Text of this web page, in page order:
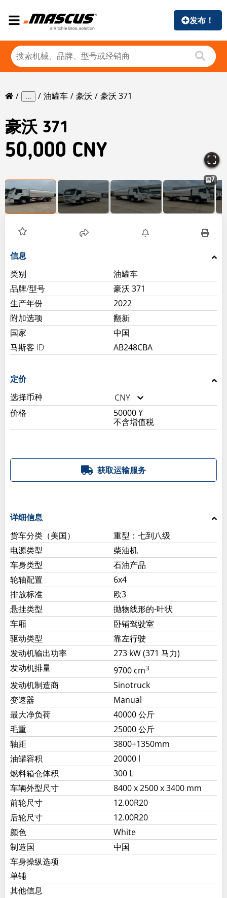
发布！
... 油罐车 豪沃 豪沃 371
豪沃 371
50,000 CNY
7
信息
类别
油罐车
品牌/型号
豪沃 371
生产年份
2022
附加选项
翻新
国家
中国
马斯客 ID
AB248CBA
定价
选择币种
CNY
价格
50000 ¥
不含增值税
获取运输服务
详细信息
货车分类（美国）
重型：七到八级
电源类型
柴油机
车身类型
石油产品
轮轴配置
6x4
排放标准
欧3
悬挂类型
抛物线形的-叶状
车厢
卧铺驾驶室
驱动类型
靠左行驶
发动机输出功率
273 kW (371 马力)
发动机排量
9700 cm3
发动机制造商
Sinotruck
变速器
Manual
最大净负荷
40000 公斤
毛重
25000 公斤
轴距
3800+1350mm
油罐容积
20000 l
燃料箱仓体积
300 L
车辆外型尺寸
8400 x 2500 x 3400 mm
前轮尺寸
12.00R20
后轮尺寸
12.00R20
颜色
White
制造国
中国
车身操纵选项
单铺
其他信息